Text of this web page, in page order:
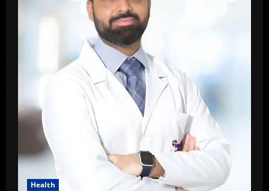
Health